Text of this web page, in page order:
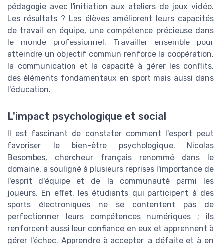
pédagogie avec l'initiation aux ateliers de jeux vidéo.
Les résultats ? Les élèves améliorent leurs capacités
de travail en équipe, une compétence précieuse dans
le monde professionnel. Travailler ensemble pour
atteindre un objectif commun renforce la coopération,
la communication et la capacité à gérer les conflits,
des éléments fondamentaux en sport mais aussi dans
l'éducation.
L'impact psychologique et social
Il est fascinant de constater comment l'esport peut
favoriser le bien-être psychologique. Nicolas
Besombes, chercheur français renommé dans le
domaine, a souligné à plusieurs reprises l'importance de
l'esprit d'équipe et de la communauté parmi les
joueurs. En effet, les étudiants qui participent à des
sports électroniques ne se contentent pas de
perfectionner leurs compétences numériques ; ils
renforcent aussi leur confiance en eux et apprennent à
gérer l'échec. Apprendre à accepter la défaite et à en